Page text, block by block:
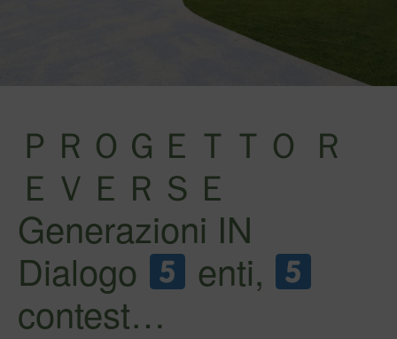
ＰＲＯＧＥＴＴＯ Ｒ
ＥＶＥＲＳＥ
Generazioni IN
Dialogo
enti,
contest…